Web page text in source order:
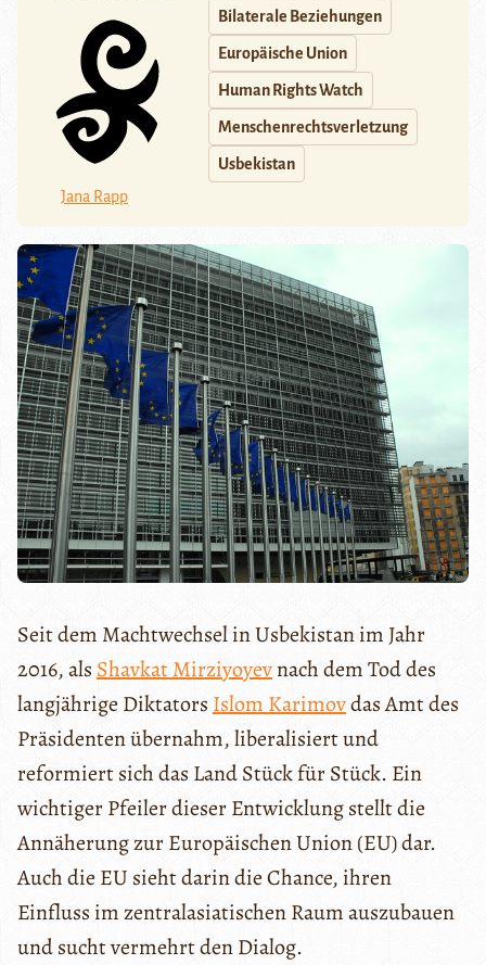
Jana Rapp
Bilaterale Beziehungen
Europäische Union
Human Rights Watch
Menschenrechtsverletzung
Usbekistan
Seit dem Machtwechsel in Usbekistan im Jahr
2016, als Shavkat Mirziyoyevnach dem Tod des
langjährige Diktators Islom Karimovdas Amt des
Präsidenten übernahm, liberalisiert und
reformiert sich das Land Stück für Stück. Ein
wichtiger Pfeiler dieser Entwicklung stellt die
Annäherung zur Europäischen Union (EU) dar.
Auch die EU sieht darin die Chance, ihren
Einfluss im zentralasiatischen Raum auszubauen
und sucht vermehrt den Dialog.